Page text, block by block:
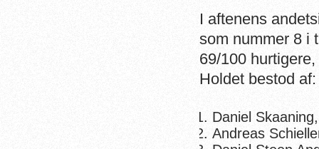
I aftenens
som nummer 8 i
69/100
Holdet bestod af:
Daniel
Andreas